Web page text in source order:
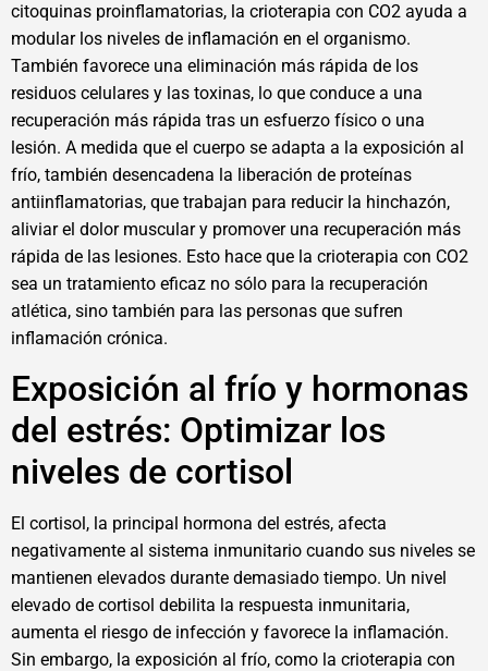
citoquinas proinflamatorias, la crioterapia con CO2 ayuda a
modular los niveles de inflamación en el organismo.
También favorece una eliminación más rápida de los
residuos celulares y las toxinas, lo que conduce a una
recuperación más rápida tras un esfuerzo físico o una
lesión. A medida que el cuerpo se adapta a la exposición al
frío, también desencadena la liberación de proteínas
antiinflamatorias, que trabajan para reducir la hinchazón,
aliviar el dolor muscular y promover una recuperación más
rápida de las lesiones. Esto hace que la crioterapia con CO2
sea un tratamiento eficaz no sólo para la recuperación
atlética, sino también para las personas que sufren
inflamación crónica.
Exposición al frío y hormonas
del estrés: Optimizar los
niveles de cortisol
El cortisol, la principal hormona del estrés, afecta
negativamente al sistema inmunitario cuando sus niveles se
mantienen elevados durante demasiado tiempo. Un nivel
elevado de cortisol debilita la respuesta inmunitaria,
aumenta el riesgo de infección y favorece la inflamación.
Sin embargo, la exposición al frío, como la crioterapia con